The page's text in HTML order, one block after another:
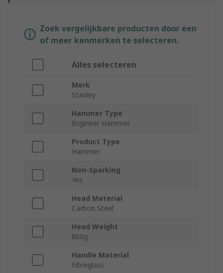
Zoek vergelijkbare producten door een
of meer kenmerken te selecteren.
Alles selecteren
Merk
Stanley
Hammer Type
Engineer Hammer
Product Type
Hammer
Non-Sparking
Yes
Head Material
Carbon Steel
Head Weight
800g
Handle Material
Fibreglass